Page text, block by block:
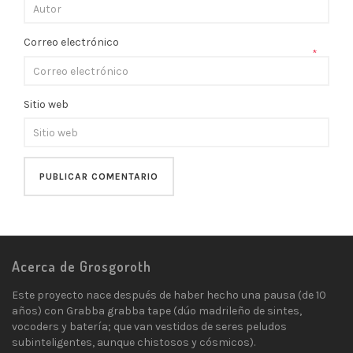
Correo electrónico
*
Sitio web
Acerca de Grosgoroth
Este proyecto nace después de haber hecho una pausa (de 10
años) con Grabba grabba tape (dúo madrileño de sintes,
vocoders y batería; que van vestidos de seres peludos
subinteligentes, aunque chistosos y cósmicos).